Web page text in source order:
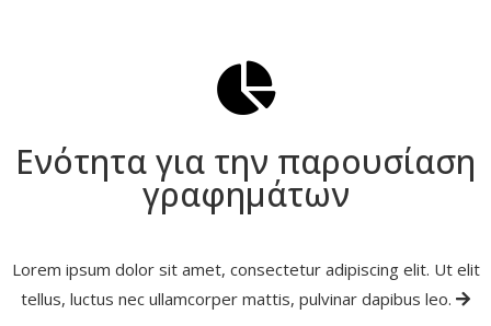
Ενότητα για την παρουσίαση
γραφημάτων
Lorem ipsum dolor sit amet, consectetur adipiscing elit. Ut elit
tellus, luctus nec ullamcorper mattis, pulvinar dapibus leo.